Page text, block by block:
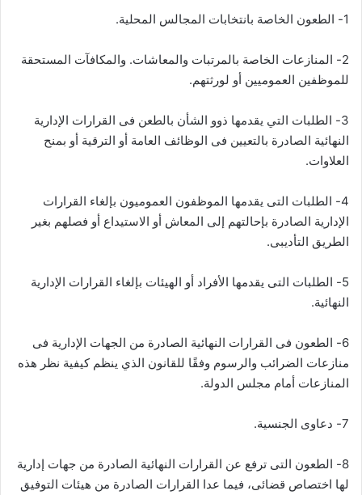
1- الطعون الخاصة بانتخابات المجالس المحلية.
2- المنازعات الخاصة بالمرتبات والمعاشات. والمكافآت المستحقة
للموظفين العموميين أو لورثتهم.
3- الطلبات التي يقدمها ذوو الشأن بالطعن فى القرارات الإدارية
النهائية الصادرة بالتعيين فى الوظائف العامة أو الترقية أو بمنح
العلاوات.
4- الطلبات التى يقدمها الموظفون العموميون بإلغاء القرارات
الإدارية الصادرة بإحالتهم إلى المعاش أو الاستيداع أو فصلهم بغير
الطريق التأديبى.
5- الطلبات التى يقدمها الأفراد أو الهيئات بإلغاء القرارات الإدارية
النهائية.
6- الطعون فى القرارات النهائية الصادرة من الجهات الإدارية فى
منازعات الضرائب والرسوم وفقًا للقانون الذي ينظم كيفية نظر هذه
المنازعات أمام مجلس الدولة.
7- دعاوى الجنسية.
8- الطعون التى ترفع عن القرارات النهائية الصادرة من جهات إدارية
لها اختصاص قضائى، فيما عدا القرارات الصادرة من هيئات التوفيق